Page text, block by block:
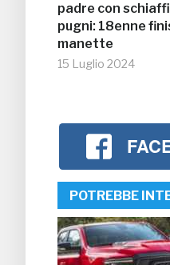
padre con
pugni: 18enne
manette
15 Luglio 2024
POTREBBE